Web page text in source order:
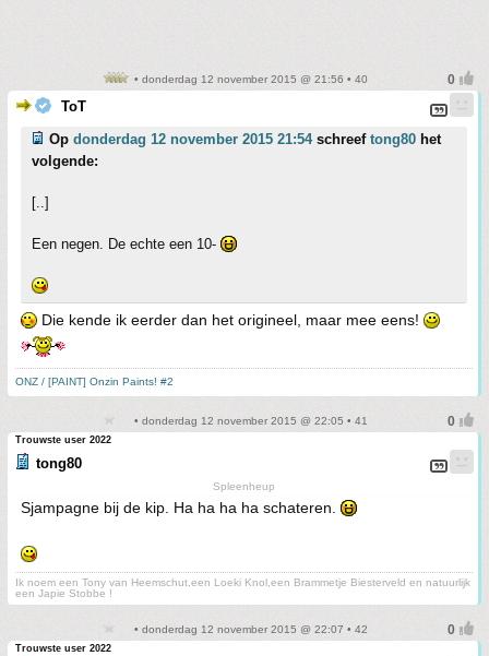
• donderdag 12 november 2015 @ 21:56 • 40
ToT
Op donderdag 12 november 2015 21:54schreef tong80 het
volgende:
[..]
Een negen. De echte een 10-
Die kende ik eerder dan het origineel, maar mee eens!
ONZ / [PAINT] Onzin Paints! #2
• donderdag 12 november 2015 @ 22:05 • 41
Trouwste user 2022
tong80
Spleenheup
Sjampagne bij de kip. Ha ha ha ha schateren.
Ik noem een Tony van Heemschut,een Loeki Knol,een Brammetje Biesterveld en natuurlijk
een Japie Stobbe !
• donderdag 12 november 2015 @ 22:07 • 42
Trouwste user 2022